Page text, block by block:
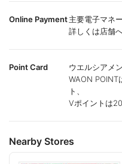
Online Payment主要電子マネ
詳しくは店舗
Point Card
ウエルシアメ
WAON POINT
ト、
Vポイントは
Nearby Stores